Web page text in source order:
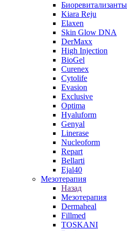
Kiara Reju
Elaxen
Skin Glow DNA
DerMaxx
High Injection
BioGel
Curenex
Cytolife
Evasion
Exclusive
Optima
Hyaluform
Genyal
Linerase
Nucleoform
Repart
Bellarti
Ejal40
Мезотерапия
Назад
Мезотерапия
Dermaheal
Fillmed
TOSKANI